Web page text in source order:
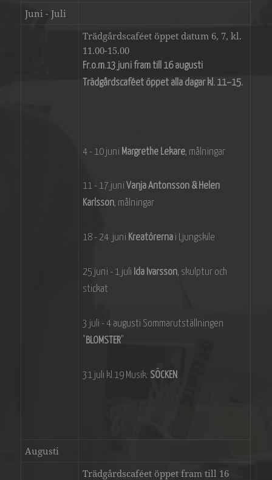
Juni - Juli
Trädgårdscaféet öppet datum 6, 7, kl.
11.00-15.00
Fr.o.m.13 juni fram till 16 augusti
Trädgårdscaféet öppet alla dagar kl. 11–15.
4 - 10 juni Margrethe Lekare, målningar
11 - 17 juniVanja Antonsson & Helen
Karlsson, målningar
18 - 24 juni Kreatörerna i Ljungskile
25 juni - 1 juli Ida Ivarsson, skulptur och
stickat
3 juli - 4 augusti Sommarutställningen
"BLOMSTER"
31 juli kl.19 Musik: SÖCKEN
Augusti
Trädgårdscaféet öppet fram till 16